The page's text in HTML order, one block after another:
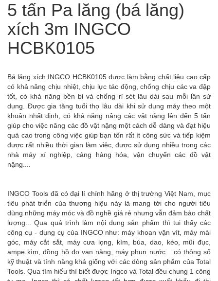
5 tấn Pa lăng (bá lăng)
xích 3m INGCO
HCBK0105
Bá lăng xích INGCO HCBK0105 được làm bằng chất liệu cao cấp
có khả năng chịu nhiệt, chịu lực tác động, chống chịu các va đập
tốt, có khả năng bền bỉ và chống rỉ sét lâu dài sau mỗi lần sử
dụng. Được gia tăng tuổi thọ lâu dài khi sử dụng máy theo một
khoản nhất định, có khả năng nâng các vật nặng lên đến 5 tấn
giúp cho việc nâng các đồ vật nặng một cách dễ dàng và đạt hiệu
quả cao trong công việc giúp bạn tốn rất ít công sức và tiếp kiệm
được rất nhiều thời gian làm việc, được sử dụng nhiều trong các
nhà máy xí nghiệp, cảng hàng hóa, vận chuyển các đồ vật
nặng....
INGCO Tools đã có đại lí chính hãng ở thị trường Việt Nam, mục
tiêu phát triển của thương hiệu này là mang tới cho người tiêu
dùng những máy móc và đồ nghề giá rẻ nhưng vẫn đảm bảo chất
lượng... Qua quá trình làm nội dung sản phẩm thì tui thấy các
công cụ - dụng cụ của INGCO như: máy khoan vặn vít, máy mài
góc, máy cắt sắt, máy cưa lọng, kìm, búa, dao, kéo, mũi đục,
ampe kìm, đồng hồ đo vạn năng, máy phun nước... có thông số
kỹ thuật và tính năng khá giống với các dòng sản phẩm của Total
Tools. Qua tìm hiểu thì biết được Ingco và Total đều chung 1 công